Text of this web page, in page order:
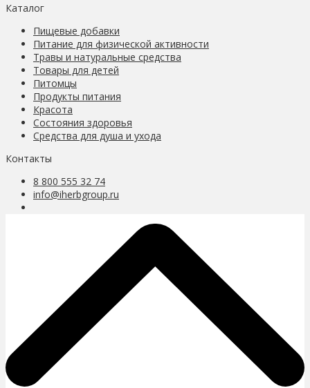
Каталог
Пищевые добавки
Питание для физической активности
Травы и натуральные средства
Товары для детей
Питомцы
Продукты питания
Красота
Состояния здоровья
Средства для душа и ухода
Контакты
8 800 555 32 74
info@iherbgroup.ru